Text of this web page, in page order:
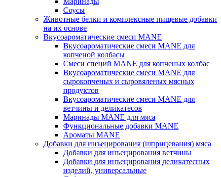
Соусы
Животные белки и комплексные пищевые добавки
на их основе
Вкусоароматические смеси MANE
Вкусоароматические смеси MANE для
копченой колбасы
Смеси специй MANE для копченых колбас
Вкусоароматические смеси MANE для
сырокопченых и сыровяленых мясных
продуктов
Вкусоароматические смеси MANE для
ветчины и деликатесов
Маринады MANE для мяса
Функциональные добавки MANE
Ароматы MANE
Добавки для инъецирования (шприцевания) мяса
Добавки для инъецирования ветчины
Добавки для инъецирования деликатесных
изделий, универсальные